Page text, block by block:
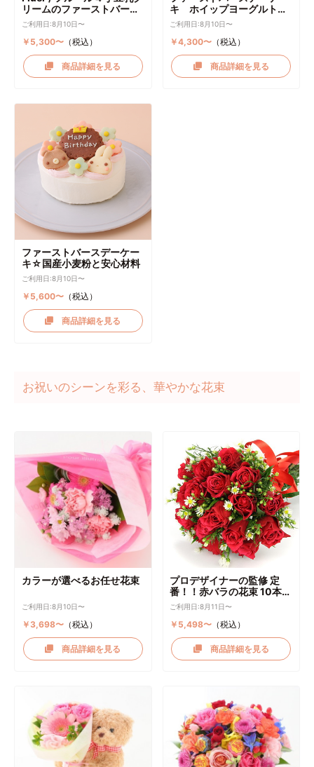
リームのファーストバース
デーケーキ ケーキトッパー
付き
ご利用日:8月10日〜
￥5,300〜（税込）
商品詳細を見る
キ ホイップヨーグルトク
リーム
ご利用日:8月10日〜
￥4,300〜 （税込）
商品詳細を見る
ファーストバースデーケー
キ☆国産小麦粉と安心材料
ご利用日:8月10日〜
￥5,600〜（税込）
商品詳細を見る
お祝いのシーンを彩る、華やかな花束
カラーが選べるお任せ花束
ご利用日:8月10日〜
￥3,698〜（税込）
商品詳細を見る
プロデザイナーの監修 定
番！！赤バラの花束 10本～
選択可能
ご利用日:8月11日〜
￥5,498〜 （税込）
商品詳細を見る